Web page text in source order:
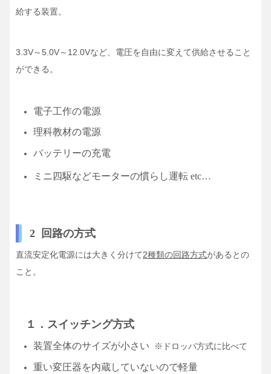
給する装置。
3.3V～5.0V～12.0Vなど、電圧を自由に変えて供給させること
ができる。
電子工作の電源
理科教材の電源
バッテリーの充電
ミニ四駆などモーターの慣らし運転 etc…
2 回路の方式
直流安定化電源には大きく分けて2種類の回路方式があるとの
こと。
１．スイッチング方式
装置全体のサイズが小さい ※ドロッパ方式に比べて
重い変圧器を内蔵していないので軽量